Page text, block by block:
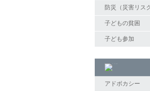
防災（災害リス
子どもの貧困
子ども参加
アドボカシー